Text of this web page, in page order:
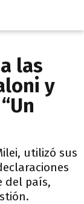
las
y
utilizó sus
del país,